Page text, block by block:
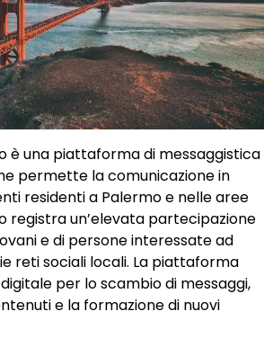
è una piattaforma di messaggistica
permette la comunicazione in
residenti a Palermo e nelle aree
registra un’elevata partecipazione
e di persone interessate ad
reti sociali locali. La piattaforma
per lo scambio di messaggi,
e la formazione di nuovi